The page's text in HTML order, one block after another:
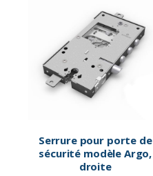
Serrure pour porte de
sécurité modèle Argo,
droite